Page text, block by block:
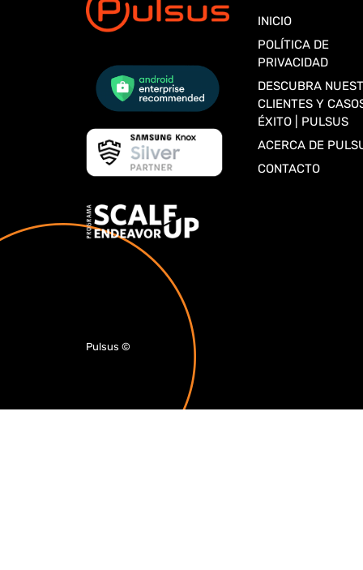
INICIO
POLÍTICA DE
PRIVACIDAD
DESCUBRA
CLIENTES Y
ÉXITO | PULSUS
ACERCA DE
CONTACTO
Pulsus ©